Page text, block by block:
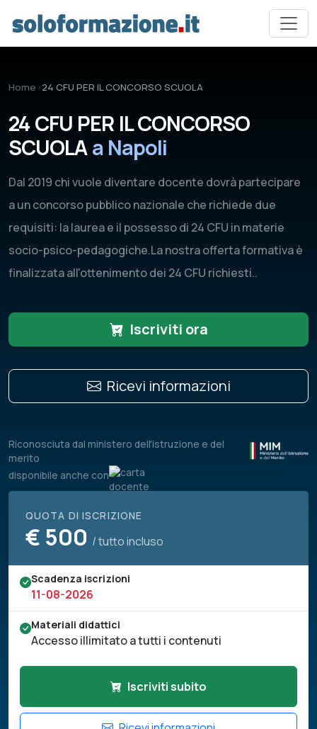
Home ›24 CFU PER IL CONCORSO SCUOLA
24 CFU PER IL CONCORSO
SCUOLAa Napoli
Dal 2019 chi vuole diventare docente dovrà partecipare
a un concorso pubblico nazionale che richiede due
requisiti: la laurea e il possesso di 24 CFU in materie
socio-psico-pedagogiche.La nostra offerta formativa è
finalizzata all'ottenimento dei 24 CFU richiesti..
Iscriviti ora
Ricevi informazioni
Riconosciuta dal ministero dell'istruzione e del
merito
disponibile anche con
QUOTA DI ISCRIZIONE
€ 500 / tutto incluso
Scadenza iscrizioni
11-08-2026
Materiali didattici
Accesso illimitato a tutti i contenuti
Iscriviti subito